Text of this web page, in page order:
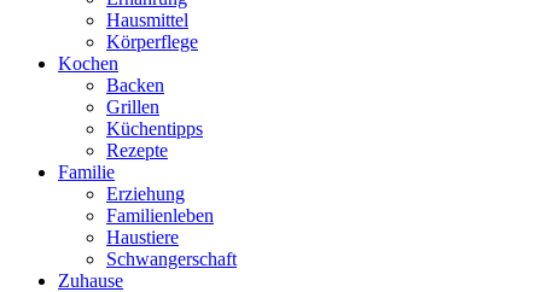
Hausmittel
Körperflege
Kochen
Backen
Grillen
Küchentipps
Rezepte
Familie
Erziehung
Familienleben
Haustiere
Schwangerschaft
Zuhause